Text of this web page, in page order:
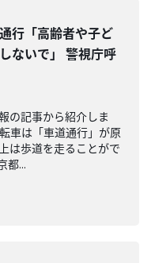
行「高齢者や子ど
ないで」 警視庁呼
の記事から紹介しま
車は「車道通行」が原
は歩道を走ることがで
都...